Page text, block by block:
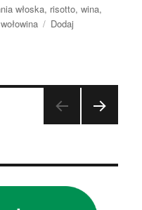
włoska, risotto,wina,
wołowina
Dodaj
STR
ONA